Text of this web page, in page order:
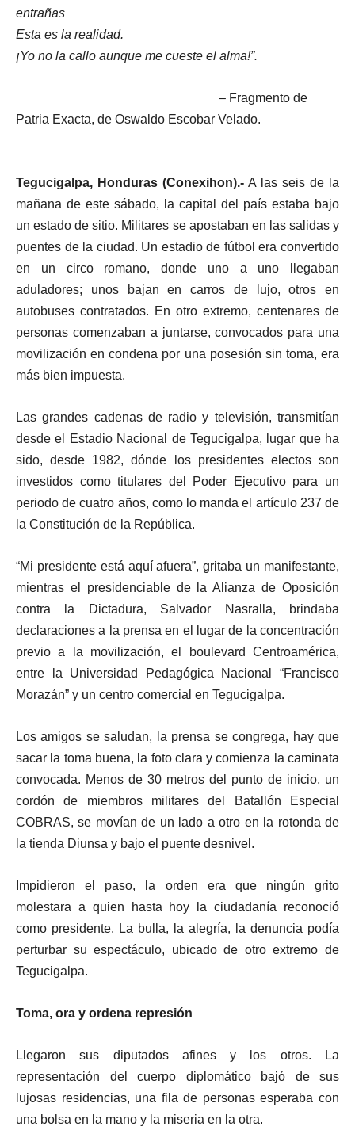
entrañas
Esta es la realidad.
¡Yo no la callo aunque me cueste el alma!”.
– Fragmento de
Patria Exacta, de Oswaldo Escobar Velado.
Tegucigalpa, Honduras (Conexihon).- A las seis de la
mañana de este sábado, la capital del país estaba bajo
un estado de sitio. Militares se apostaban en las salidas y
puentes de la ciudad. Un estadio de fútbol era convertido
en un circo romano, donde uno a uno llegaban
aduladores; unos bajan en carros de lujo, otros en
autobuses contratados. En otro extremo, centenares de
personas comenzaban a juntarse, convocados para una
movilización en condena por una posesión sin toma, era
más bien impuesta.
Las grandes cadenas de radio y televisión, transmitían
desde el Estadio Nacional de Tegucigalpa, lugar que ha
sido, desde 1982, dónde los presidentes electos son
investidos como titulares del Poder Ejecutivo para un
periodo de cuatro años, como lo manda el artículo 237 de
la Constitución de la República.
“Mi presidente está aquí afuera”, gritaba un manifestante,
mientras el presidenciable de la Alianza de Oposición
contra la Dictadura, Salvador Nasralla, brindaba
declaraciones a la prensa en el lugar de la concentración
previo a la movilización, el boulevard Centroamérica,
entre la Universidad Pedagógica Nacional “Francisco
Morazán” y un centro comercial en Tegucigalpa.
Los amigos se saludan, la prensa se congrega, hay que
sacar la toma buena, la foto clara y comienza la caminata
convocada. Menos de 30 metros del punto de inicio, un
cordón de miembros militares del Batallón Especial
COBRAS, se movían de un lado a otro en la rotonda de
la tienda Diunsa y bajo el puente desnivel.
Impidieron el paso, la orden era que ningún grito
molestara a quien hasta hoy la ciudadanía reconoció
como presidente. La bulla, la alegría, la denuncia podía
perturbar su espectáculo, ubicado de otro extremo de
Tegucigalpa.
Toma, ora y ordena represión
Llegaron sus diputados afines y los otros. La
representación del cuerpo diplomático bajó de sus
lujosas residencias, una fila de personas esperaba con
una bolsa en la mano y la miseria en la otra.